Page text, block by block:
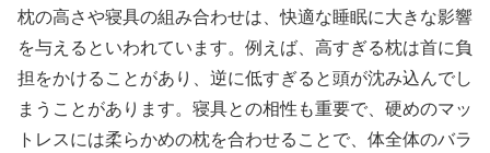
枕の高さや寝具の組み合わせは、快適な睡眠に大きな影響
を与えるといわれています。例えば、高すぎる枕は首に負
担をかけることがあり、逆に低すぎると頭が沈み込んでし
まうことがあります。寝具との相性も重要で、硬めのマッ
トレスには柔らかめの枕を合わせることで、体全体のバラ